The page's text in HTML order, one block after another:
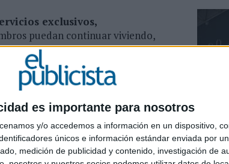
es importante para nosotros
y/o accedemos a información en un dispositivo,
únicos e información estándar enviada por
medición de publicidad y contenido, investigación de
exclusivos,
puedan continuar viviendo,
y beneficios cuentan con
sin fricción que se ajustan a la
y donde más convenga. Dichas
Club (NTC) y Nike Run Club
única. Ahora, Nike Coach
la función ‘Mi tienda’, que
de Nike se conectan entre sí y
supone un ‘sprint’ en vez de un
07/08/2026